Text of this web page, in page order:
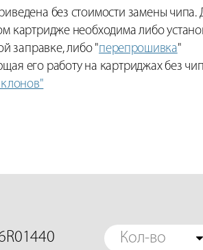
без стоимости замены чипа.
картридже необходима либо
заправке, либо "перепрошивка"
его работу на картриджах без
клонов"
Кол-во